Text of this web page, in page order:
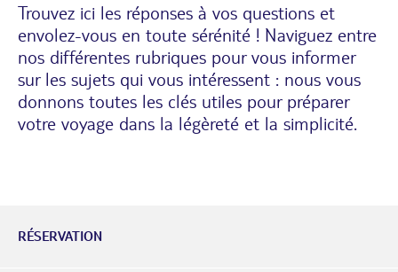
Trouvez ici les réponses à vos questions et
envolez-vous en toute sérénité ! Naviguez entre
nos différentes rubriques pour vous informer
sur les sujets qui vous intéressent : nous vous
donnons toutes les clés utiles pour préparer
votre voyage dans la légèreté et la simplicité.
RÉSERVATION